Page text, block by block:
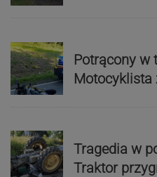
Potrącony w
Motocyklista
Tragedia w
Traktor